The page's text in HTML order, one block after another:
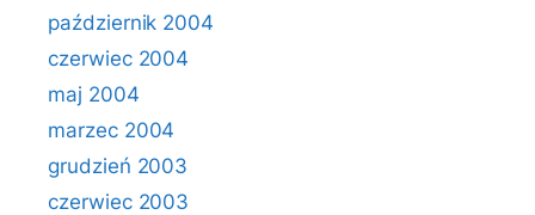
październik 2004
czerwiec 2004
maj 2004
marzec 2004
grudzień 2003
czerwiec 2003